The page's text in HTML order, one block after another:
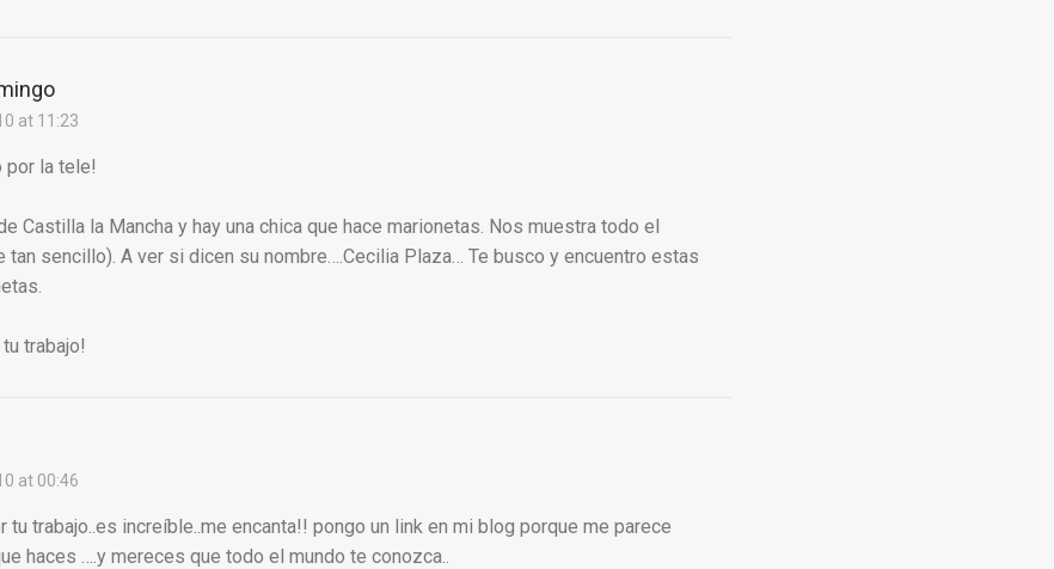
at 11:23
por la tele!
Castilla la Mancha y hay una chica que hace marionetas. Nos muestra todo el
tan sencillo). A ver si dicen su nombre….Cecilia Plaza… Te busco y encuentro estas
trabajo!
at 00:46
tu trabajo..es increíble..me encanta!! pongo un link en mi blog porque me parece
haces ….y mereces que todo el mundo te conozca..